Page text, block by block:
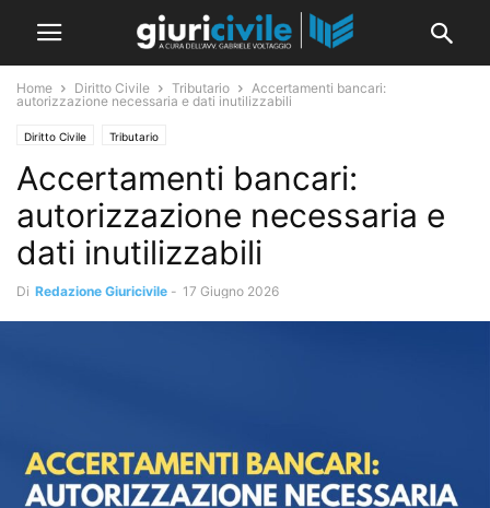
Home Diritto Civile Tributario
Accertamenti bancari:
autorizzazione necessaria e dati inutilizzabili
Diritto Civile Tributario
Accertamenti bancari:
autorizzazione necessaria e
dati inutilizzabili
Di Redazione Giuricivile - 17 Giugno 2026